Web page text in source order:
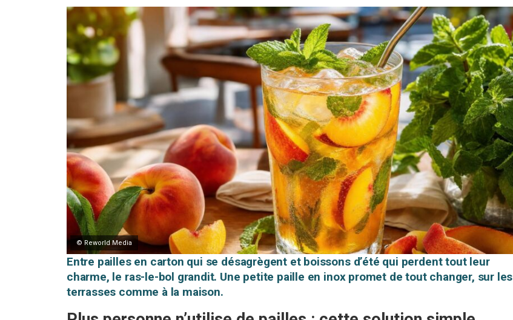
© Reworld Media
Entre pailles en carton qui se désagrègent et boissons d’été qui perdent tout leur
charme, le ras-le-bol grandit. Une petite paille en inox promet de tout changer, sur les
terrasses comme à la maison.